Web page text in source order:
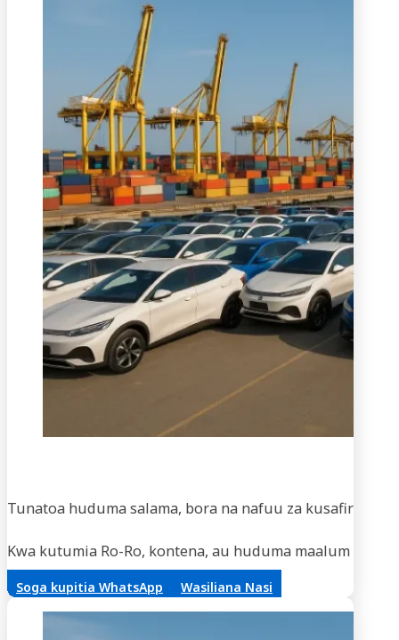
Tunatoa huduma salama, bora na nafuu za kusafirisha
Kwa kutumia Ro-Ro, kontena, au huduma maalum za
Soga kupitia WhatsApp Wasiliana Nasi